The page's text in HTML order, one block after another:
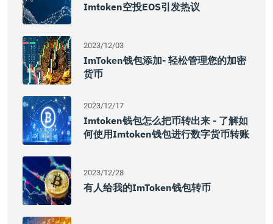
Imtoken空投EOS引发热议
2023/12/03
ImToken钱包添加- 轻松管理您的加密
货币
2023/12/17
Imtoken钱包怎么把币转出来 - 了解如
何使用imtoken钱包进行数字货币转账
2023/12/28
有人给我的imToken钱包转币